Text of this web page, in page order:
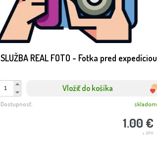
SLUŽBA REAL FOTO - Fotka pred expedíciou
Vložiť do košíka
1.00 €
s DPH
Dostupnosť: skladom